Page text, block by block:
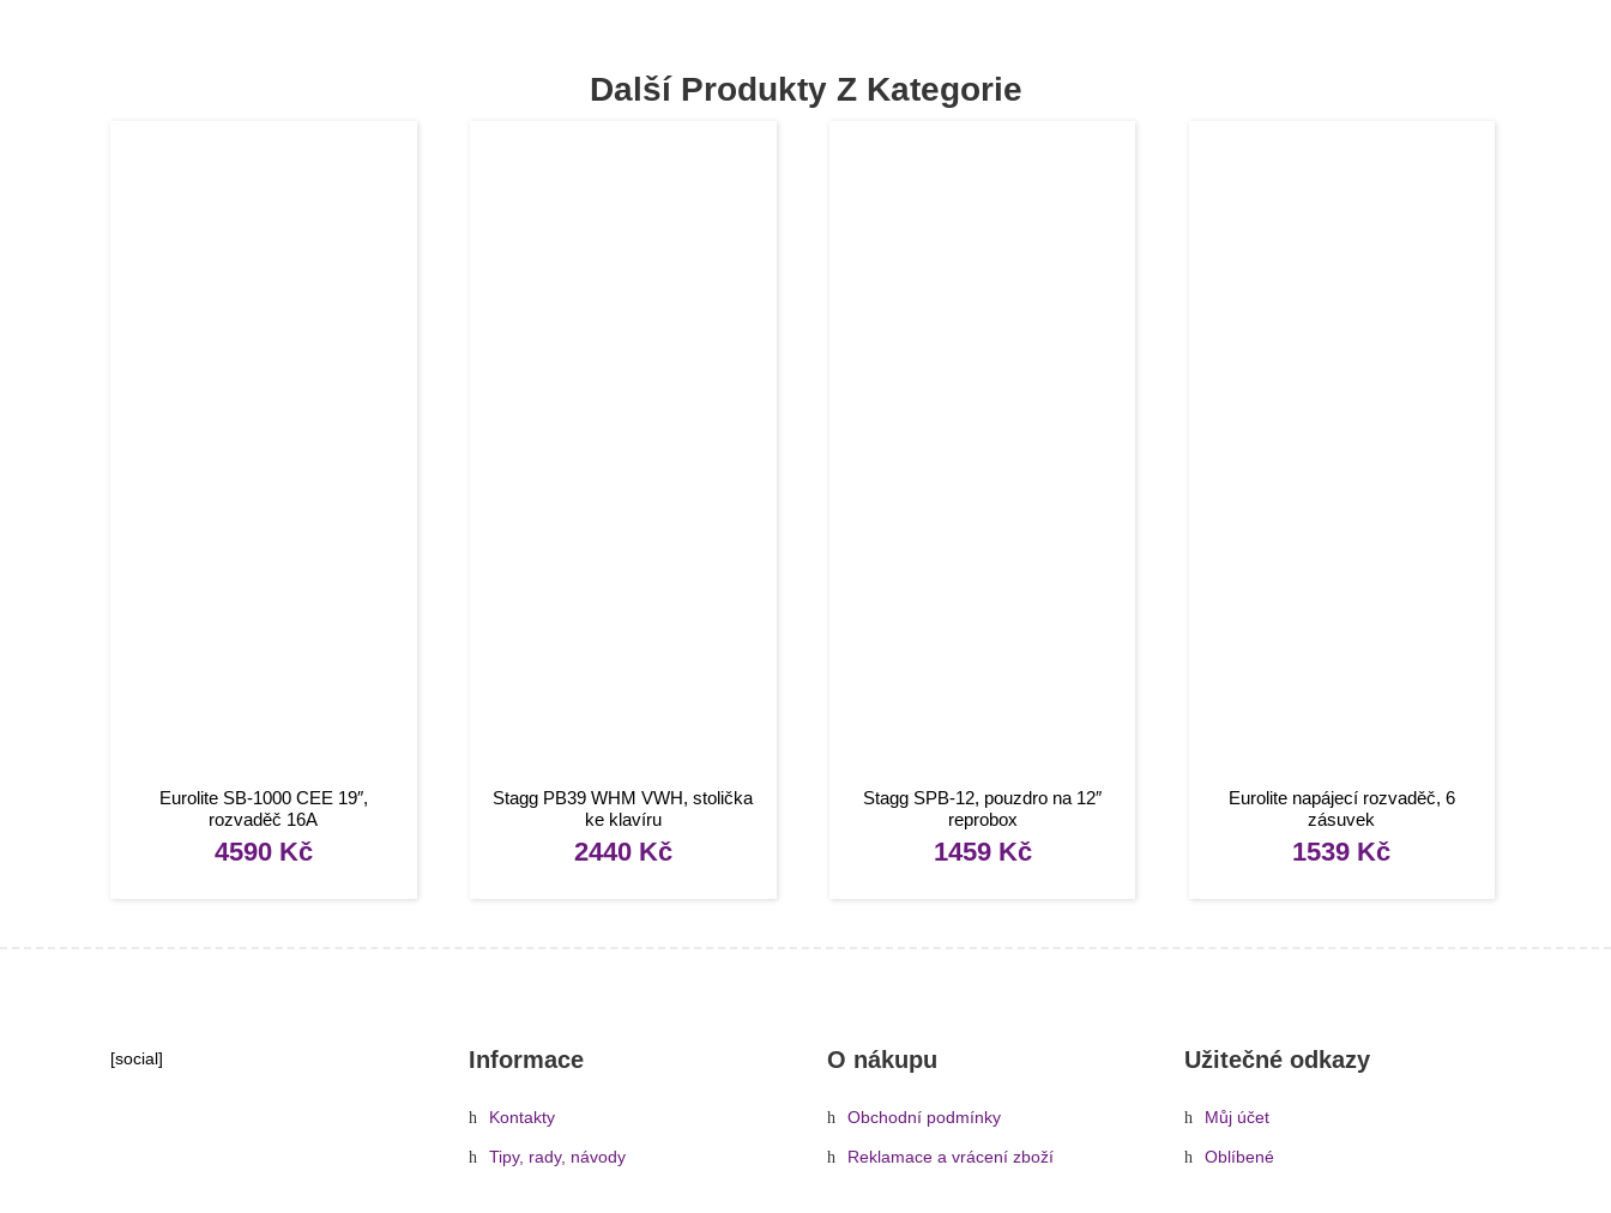
Další Produkty Z Kategorie
Eurolite SB-1000 CEE 19″,
rozvaděč 16A
4590 Kč
Stagg PB39 WHM VWH, stolička
ke klavíru
2440 Kč
Stagg SPB-12, pouzdro na 12″
reprobox
1459 Kč
Eurolite napájecí rozvaděč, 6
zásuvek
1539 Kč
[social] Informace
Kontakty
Tipy, rady, návody
O nákupu
Obchodní podmínky
Reklamace a vrácení zboží
Užitečné odkazy
Můj účet
Oblíbené